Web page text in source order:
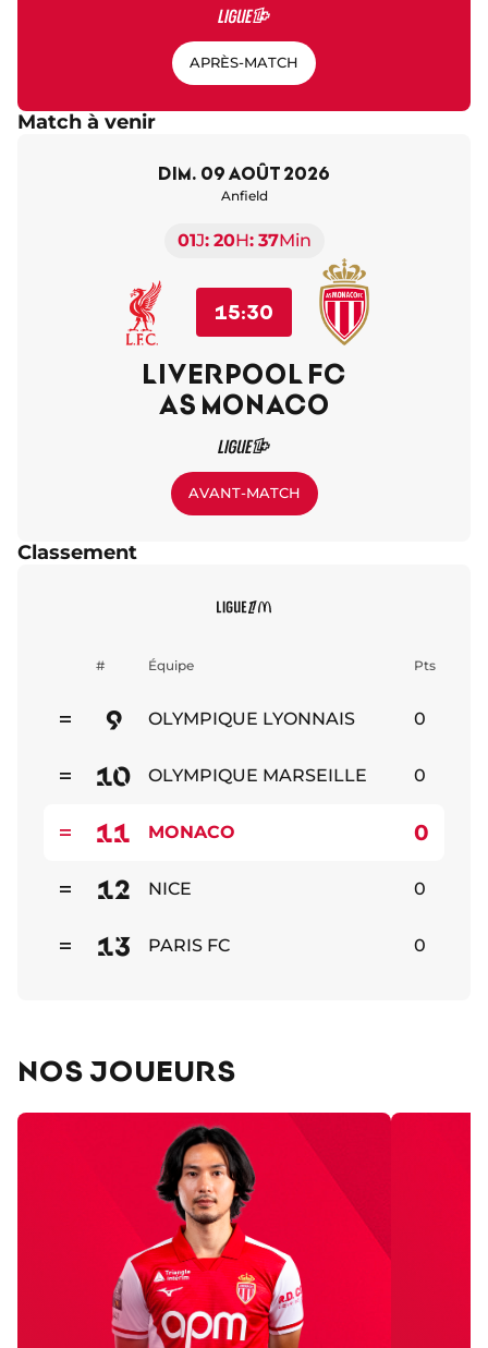
APRÈS-MATCH
Match à venir
dim. 09 août 2026
Anfield
01J 20H 37Min
15:30
LIVERPOOL FC
AS MONACO
AVANT-MATCH
Classement
# Équipe Pts
9 OLYMPIQUE LYONNAIS 0
10 OLYMPIQUE MARSEILLE 0
11 MONACO 0
12 NICE 0
13 PARIS FC 0
NOS JOUEURS